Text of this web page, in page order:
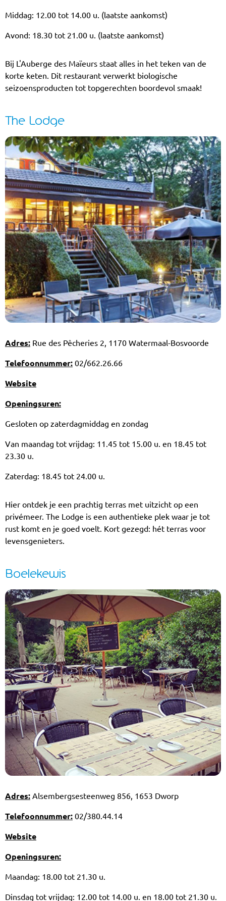
Middag: 12.00 tot 14.00 u. (laatste aankomst)
Avond: 18.30 tot 21.00 u. (laatste aankomst)
Bij L'Auberge des Maïeurs staat alles in het teken van de
korte keten. Dit restaurant verwerkt biologische
seizoensproducten tot topgerechten boordevol smaak!
The Lodge
Adres: Rue des Pêcheries 2, 1170 Watermaal-Bosvoorde
Telefoonnummer: 02/662.26.66
Website
Openingsuren:
Gesloten op zaterdagmiddag en zondag
Van maandag tot vrijdag: 11.45 tot 15.00 u. en 18.45 tot
23.30 u.
Zaterdag: 18.45 tot 24.00 u.
Hier ontdek je een prachtig terras met uitzicht op een
privémeer. The Lodge is een authentieke plek waar je tot
rust komt en je goed voelt. Kort gezegd: hét terras voor
levensgenieters.
Boelekewis
Adres: Alsembergsesteenweg 856, 1653 Dworp
Telefoonnummer: 02/380.44.14
Website
Openingsuren:
Maandag: 18.00 tot 21.30 u.
Dinsdag tot vrijdag: 12.00 tot 14.00 u. en 18.00 tot 21.30 u.